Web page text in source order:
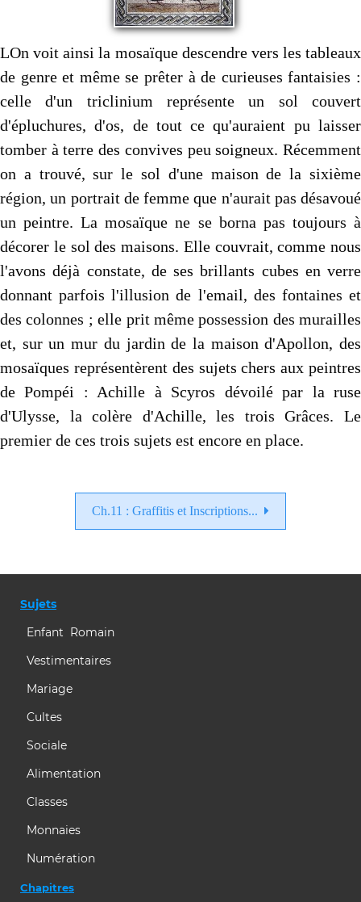
LOn voit ainsi la mosaïque descendre vers les tableaux
de genre et même se prêter à de curieuses fantaisies :
celle d'un triclinium représente un sol couvert
d'épluchures, d'os, de tout ce qu'auraient pu laisser
tomber à terre des convives peu soigneux. Récemment
on a trouvé, sur le sol d'une maison de la sixième
région, un portrait de femme que n'aurait pas désavoué
un peintre. La mosaïque ne se borna pas toujours à
décorer le sol des maisons. Elle couvrait, comme nous
l'avons déjà constate, de ses brillants cubes en verre
donnant parfois l'illusion de l'email, des fontaines et
des colonnes ; elle prit même possession des murailles
et, sur un mur du jardin de la maison d'Apollon, des
mosaïques représentèrent des sujets chers aux peintres
de Pompéi : Achille à Scyros dévoilé par la ruse
d'Ulysse, la colère d'Achille, les trois Grâces. Le
premier de ces trois sujets est encore en place.
Ch.11 : Graffitis et Inscriptions...
Sujets
Enfant Romain
Vestimentaires
Mariage
Cultes
Sociale
Alimentation
Classes
Monnaies
Numération
Chapitres